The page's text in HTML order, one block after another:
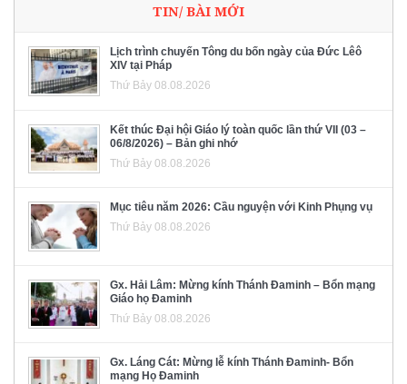
TIN/ BÀI MỚI
Lịch trình chuyến Tông du bốn ngày của Đức Lêô
XIV tại Pháp
Thứ Bảy 08.08.2026
Kết thúc Đại hội Giáo lý toàn quốc lần thứ VII (03 –
06/8/2026) – Bản ghi nhớ
Thứ Bảy 08.08.2026
Mục tiêu năm 2026: Cầu nguyện với Kinh Phụng vụ
Thứ Bảy 08.08.2026
Gx. Hải Lâm: Mừng kính Thánh Đaminh – Bổn mạng
Giáo họ Đaminh
Thứ Bảy 08.08.2026
Gx. Láng Cát: Mừng lễ kính Thánh Đaminh- Bổn
mạng Họ Đaminh